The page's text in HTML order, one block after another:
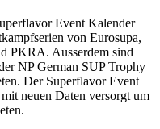
Event Kalender
von Eurosupa,
PKRA. Ausserdem sind
NP German SUP Trophy
Der Superflavor Event
neuen Daten versorgt um